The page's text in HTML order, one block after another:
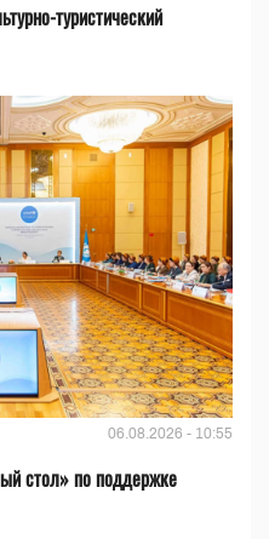
туристический
06.08.2026 - 10:55
стол» по поддержке